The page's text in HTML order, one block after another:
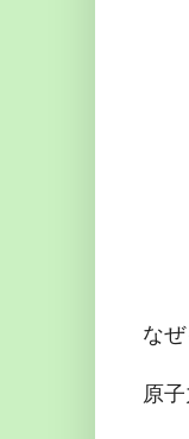
な
原